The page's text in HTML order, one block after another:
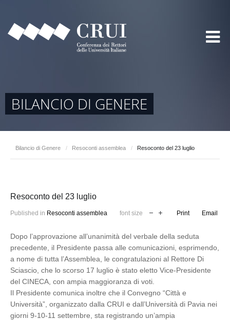
BILANCIO DI GENERE
Bilancio di Genere / Resoconti assemblea / Resoconto del 23 luglio
Resoconto del 23 luglio
Published in Resoconti assemblea font size Print Email
Dopo l’approvazione all’unanimità del verbale della seduta
precedente, il Presidente passa alle comunicazioni, esprimendo,
a nome di tutta l’Assemblea, le congratulazioni al Rettore Di
Sciascio, che lo scorso 17 luglio è stato eletto Vice-Presidente
del CINECA, con ampia maggioranza di voti.
Il Presidente comunica inoltre che il Convegno “Città e
Università”, organizzato dalla CRUI e dall’Università di Pavia nei
giorni 9-10-11 settembre, sta registrando un’ampia